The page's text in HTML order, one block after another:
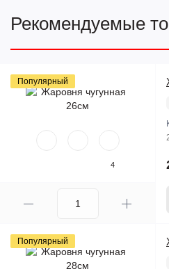
Рекомендуемые
Популярный
4
Популярный